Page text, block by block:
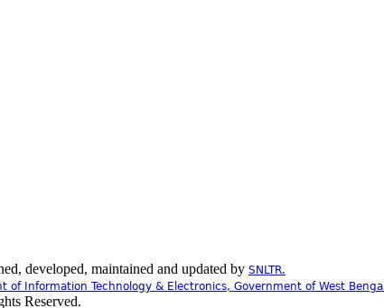
developed, maintained and updated by SNLTR.
of Information Technology & Electronics, Government of West Bengal
Reserved.